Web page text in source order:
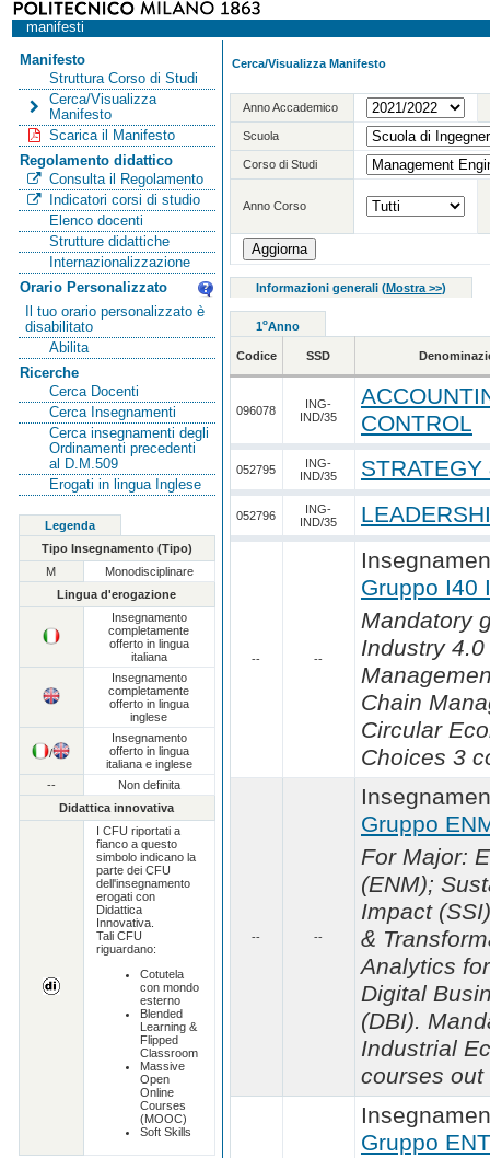
manifesti
Manifesto
Struttura Corso di Studi
Cerca/Visualizza
Manifesto
Scarica il Manifesto
Regolamento didattico
Consulta il Regolamento
Indicatori corsi di studio
Elenco docenti
Strutture didattiche
Internazionalizzazione
Orario Personalizzato
Il tuo orario personalizzato è
disabilitato
Abilita
Ricerche
Cerca Docenti
Cerca Insegnamenti
Cerca insegnamenti degli
Ordinamenti precedenti
al D.M.509
Erogati in lingua Inglese
Legenda
Tipo Insegnamento (Tipo)
M
Monodisciplinare
Lingua d'erogazione
Insegnamento
completamente
offerto in lingua
italiana
Insegnamento
completamente
offerto in lingua
inglese
/
Insegnamento
offerto in lingua
italiana e inglese
--
Non definita
Didattica innovativa
I CFU riportati a
fianco a questo
simbolo indicano la
parte dei CFU
dell'insegnamento
erogati con
Didattica
Innovativa.
Tali CFU
riguardano:
Cotutela
con mondo
esterno
Blended
Learning &
Flipped
Classroom
Massive
Open
Online
Courses
(MOOC)
Soft Skills
Cerca/Visualizza Manifesto
Anno Accademico
Scuola
Corso di Studi
Anno Corso
Informazioni generali (Mostra >>)
1oAnno
Codice SSD
096078
ING-
IND/35
CONTROL
052795
ING-
IND/35
052796
ING-
IND/35
-- --
Gruppo I40
Mandatory
Industry
Chain
Circular
Choices 3
-- --
Gruppo
For Major:
(ENM);
Impact
&
Analytics
Digital
(DBI).
Industrial
courses
Gruppo